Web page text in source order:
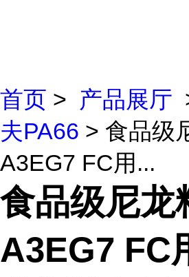
首页 > 产品展厅
夫PA66 > 食品级
A3EG7 FC用...
食品级尼龙
A3EG7 FC